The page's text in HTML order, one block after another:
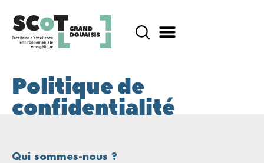
principal
Politique de
confidentialité
Qui sommes-nous ?